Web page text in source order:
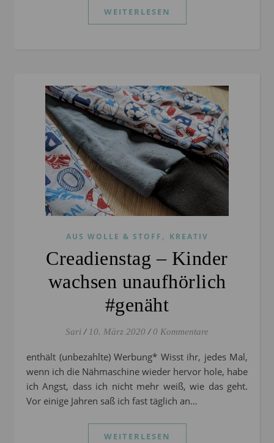
WEITERLESEN
AUS WOLLE & STOFF , KREATIV
Creadienstag – Kinder
wachsen unaufhörlich
#genäht
Sari / 10. März 2020 / 0 Kommentare
enthält (unbezahlte) Werbung* Wisst ihr, jedes Mal,
wenn ich die Nähmaschine wieder hervor hole, habe
ich Angst, dass ich nicht mehr weiß, wie das geht.
Vor einige Jahren saß ich fast täglich an…
WEITERLESEN